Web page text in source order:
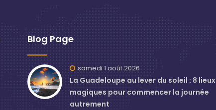
Blog Page
samedi 1 août 2026
La Guadeloupe au lever du soleil : 8 lieux
magiques pour commencer la journée
autrement